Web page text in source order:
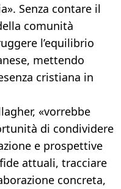
Senza contare il
comunità
l’equilibrio
mettendo
cristiana in
«vorrebbe
di condividere
e prospettive
attuali, tracciare
concreta,